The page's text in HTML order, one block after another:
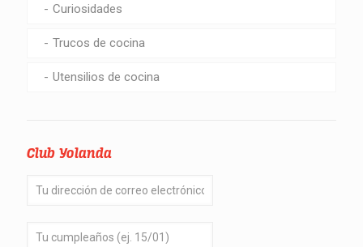
Curiosidades
Trucos de cocina
Utensilios de cocina
Club Yolanda